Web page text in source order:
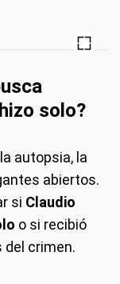
solo?
autopsia, la
abiertos.
si Claudio
o si recibió
del crimen.